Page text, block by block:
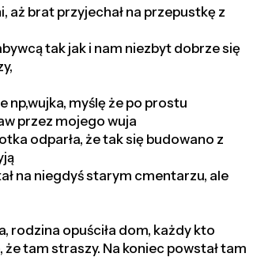
aż brat przyjechał na przepustkę z
tak jak i nam niezbyt dobrze się
np,wujka, myślę że po prostu
przez mojego wuja
odparła, że tak się budowano z
na niegdyś starym cmentarzu, ale
rodzina opuściła dom, każdy kto
że tam straszy. Na koniec powstał tam